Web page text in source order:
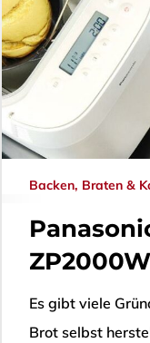
Backen, Braten &
Es gibt viele
Brot selbst